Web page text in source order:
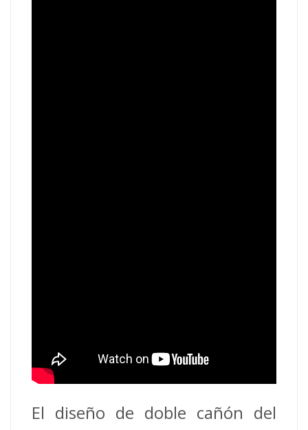
El diseño de doble cañón del